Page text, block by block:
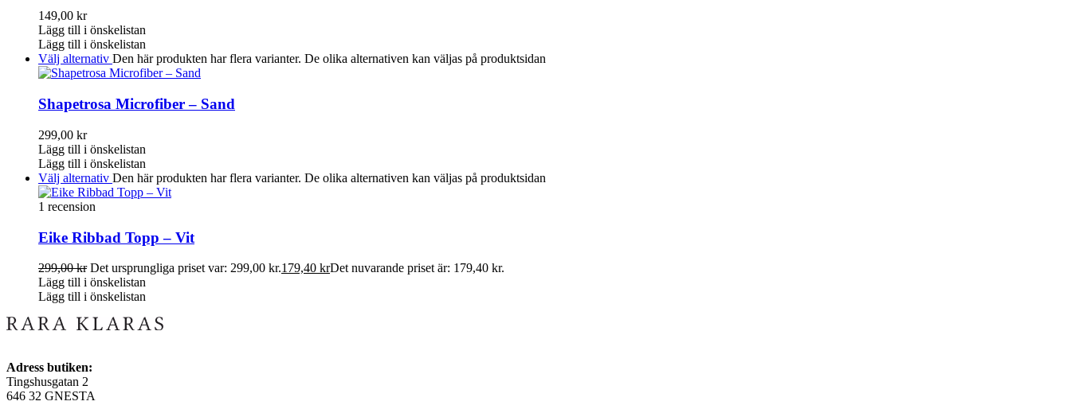
149,00 kr
Lägg till i önskelistan
Lägg till i önskelistan
Välj alternativ Den här produkten har flera varianter. De olika alternativen kan väljas på produktsidan
Shapetrosa Microfiber – Sand
299,00 kr
Lägg till i önskelistan
Lägg till i önskelistan
Välj alternativ Den här produkten har flera varianter. De olika alternativen kan väljas på produktsidan
1 recension
Eike Ribbad Topp – Vit
299,00kr Det ursprungliga priset var: 299,00 kr.179,40 krDet nuvarande priset är: 179,40 kr.
Lägg till i önskelistan
Lägg till i önskelistan
Adress butiken:
Tingshusgatan 2
646 32 GNESTA